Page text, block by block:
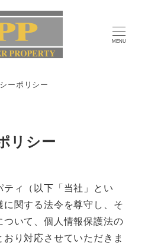
MENU
ーポリシー
リシー
ィ（以下「当社」とい
に関する法令を尊守し、そ
いて、個人情報保護法の
り対応させていただきま